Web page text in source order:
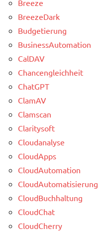
Breeze
BreezeDark
Budgetierung
BusinessAutomation
CalDAV
Chancengleichheit
ChatGPT
ClamAV
Clamscan
Claritysoft
Cloudanalyse
CloudApps
CloudAutomation
CloudAutomatisierung
CloudBuchhaltung
CloudChat
CloudCherry